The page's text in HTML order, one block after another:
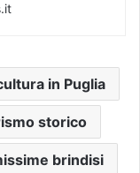
in Puglia
storico
brindisi